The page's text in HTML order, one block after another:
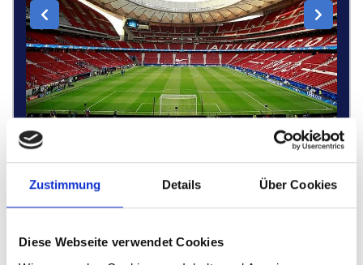
Zustimmung Details Über Cookies
Diese Webseite verwendet Cookies
Kategorie 2
Sitze auf der Kurzseite, Unter- oder Mittelrang